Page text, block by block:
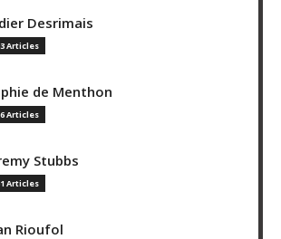
Desrimais
Articles
de Menthon
Articles
Stubbs
Articles
Rioufol